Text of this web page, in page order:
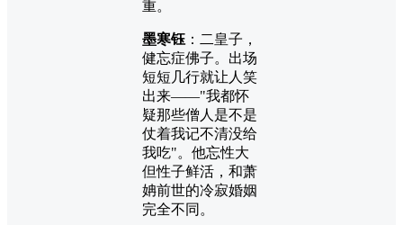
重。
墨寒钰 ：二皇子，
健忘症佛子。出场
短短几行就让人笑
出来——"我都怀
疑那些僧人是不是
仗着我记不清没给
我吃"。他忘性大
但性子鲜活，和萧
姌前世的冷寂婚姻
完全不同。